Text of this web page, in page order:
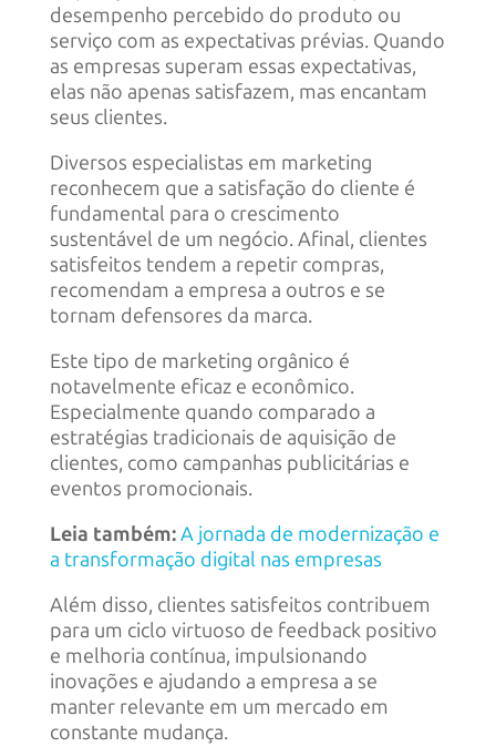
desempenho percebido do produto ou
serviço com as expectativas prévias. Quando
as empresas superam essas expectativas,
elas não apenas satisfazem, mas encantam
seus clientes.
Diversos especialistas em marketing
reconhecem que a satisfação do cliente é
fundamental para o crescimento
sustentável de um negócio. Afinal, clientes
satisfeitos tendem a repetir compras,
recomendam a empresa a outros e se
tornam defensores da marca.
Este tipo de marketing orgânico é
notavelmente eficaz e econômico.
Especialmente quando comparado a
estratégias tradicionais de aquisição de
clientes, como campanhas publicitárias e
eventos promocionais.
Leia também:A jornada de modernização e
a transformação digital nas empresas
Além disso, clientes satisfeitos contribuem
para um ciclo virtuoso de feedback positivo
e melhoria contínua, impulsionando
inovações e ajudando a empresa a se
manter relevante em um mercado em
constante mudança.